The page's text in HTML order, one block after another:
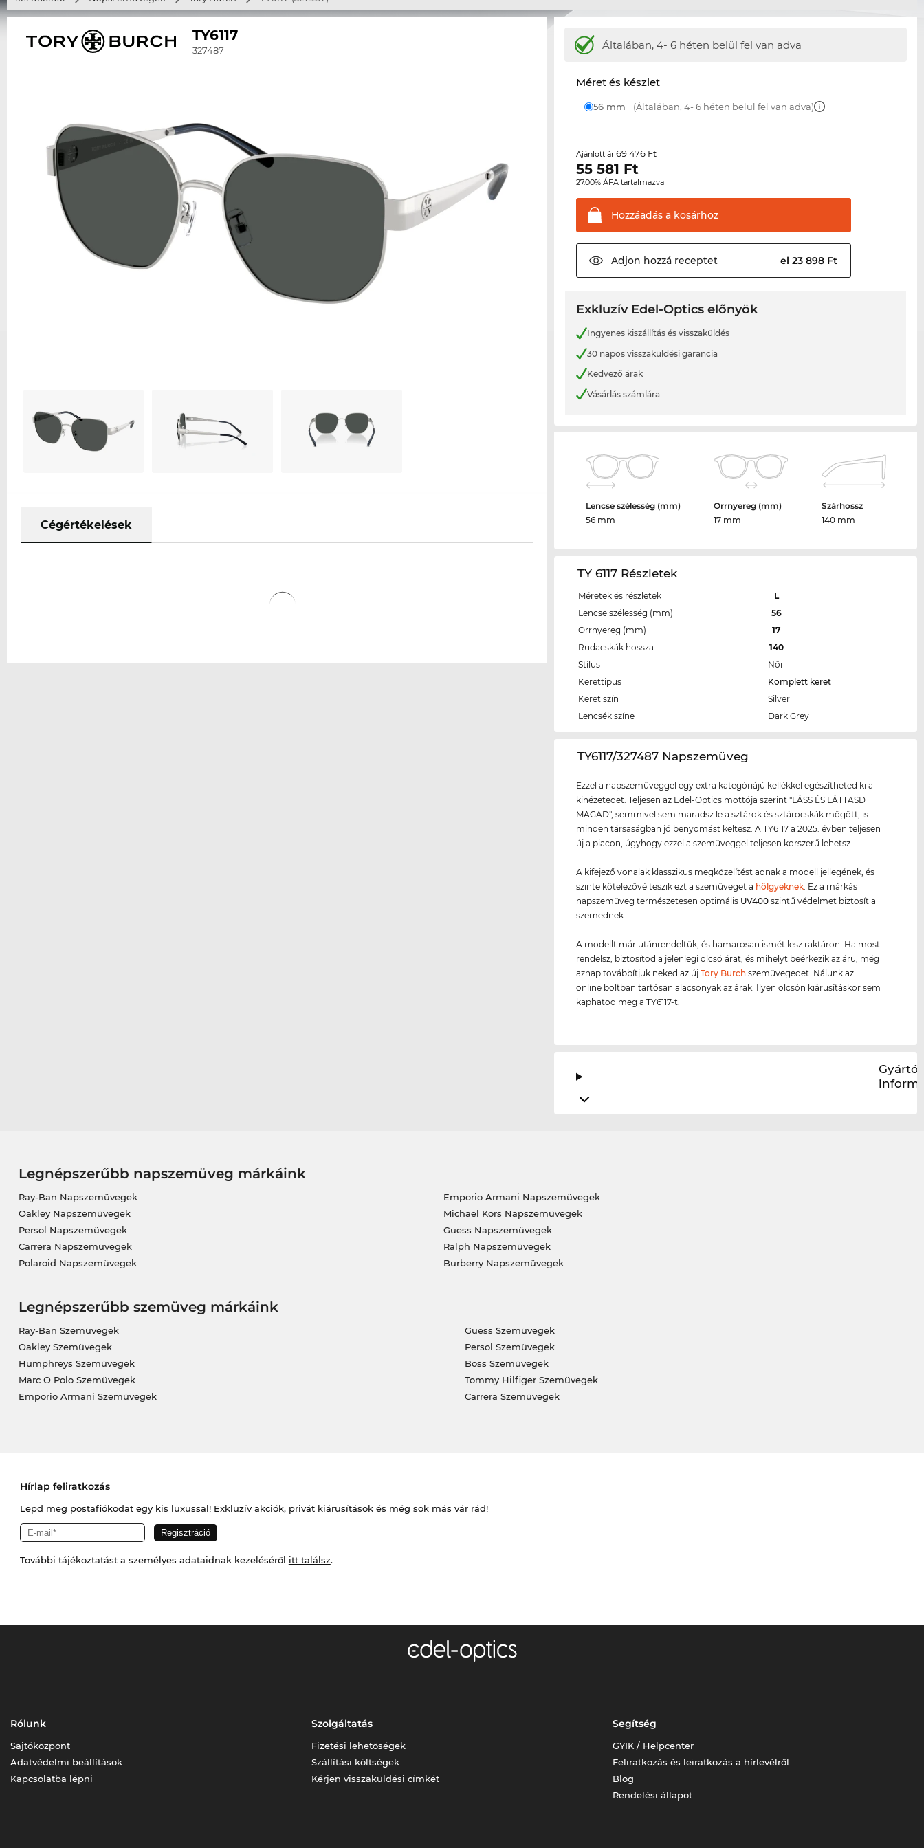
TY6117
327487
Cégértékelések
Általában, 4- 6 héten belül fel van adva
Méret és készlet
56 mm (Általában, 4- 6 héten belül fel van adva)
Ajánlott ár69 476 Ft
55 581 Ft
27.00% ÁFA tartalmazva
Hozzáadás a kosárhoz
Adjon hozzá receptet el 23 898 Ft
Exkluzív Edel-Optics előnyök
Ingyenes kiszállítás és visszaküldés
30 napos visszaküldési garancia
Kedvező árak
Vásárlás számlára
Lencse szélesség (mm)
56 mm
Orrnyereg (mm)
17 mm
Szárhossz
140 mm
TY 6117 Részletek
Méretek és részletek
L
Lencse szélesség (mm)
56
Orrnyereg (mm)
17
Rudacskák hossza
140
Stílus
Női
Kerettipus
Komplett keret
Keret szín
Silver
Lencsék színe
Dark Grey
‌TY6117/327487 Napszemüveg
Ezzel a napszemüveggel egy extra kategóriájú kellékkel egészítheted ki a
kinézetedet. Teljesen az Edel-Optics mottója szerint "LÁSS ÉS LÁTTASD
MAGAD", semmivel sem maradsz le a sztárok és sztárocskák mögött, is
minden társaságban jó benyomást keltesz. A TY6117 a 2025. évben teljesen
új a piacon, úgyhogy ezzel a szemüveggel teljesen korszerű lehetsz.
A kifejező vonalak klasszikus megközelítést adnak a modell jellegének, és
szinte kötelezővé teszik ezt a szemüveget a hölgyeknek. Ez a márkás
napszemüveg természetesen optimális UV400 szintű védelmet biztosít a
szemednek.
A modellt már utánrendeltük, és hamarosan ismét lesz raktáron. Ha most
rendelsz, biztosítod a jelenlegi olcsó árat, és mihelyt beérkezik az áru, még
aznap továbbítjuk neked az újTory Burch szemüvegedet. Nálunk az
online boltban tartósan alacsonyak az árak. Ilyen olcsón kiárusításkor sem
kaphatod meg a TY6117-t.
Gyártói
Legnépszerűbb napszemüveg márkáink
Ray-Ban Napszemüvegek
Oakley Napszemüvegek
Persol Napszemüvegek
Carrera Napszemüvegek
Polaroid Napszemüvegek
Emporio Armani Napszemüvegek
Michael Kors Napszemüvegek
Guess Napszemüvegek
Ralph Napszemüvegek
Burberry Napszemüvegek
Legnépszerűbb szemüveg márkáink
Ray-Ban Szemüvegek
Oakley Szemüvegek
Humphreys Szemüvegek
Marc O Polo Szemüvegek
Emporio Armani Szemüvegek
Guess Szemüvegek
Persol Szemüvegek
Boss Szemüvegek
Tommy Hilfiger Szemüvegek
Carrera Szemüvegek
Hírlap feliratkozás
Lepd meg postafiókodat egy kis luxussal! Exkluzív akciók, privát kiárusítások és még sok más vár rád!
További tájékoztatást a személyes adataidnak kezeléséről itt találsz.
Rólunk
Sajtóközpont
Adatvédelmi beállítások
Kapcsolatba lépni
Szolgáltatás
Fizetési lehetőségek
Szállítási költségek
Kérjen visszaküldési címkét
Segítség
GYIK / Helpcenter
Feliratkozás és leiratkozás a hírlevélről
Blog
Rendelési állapot